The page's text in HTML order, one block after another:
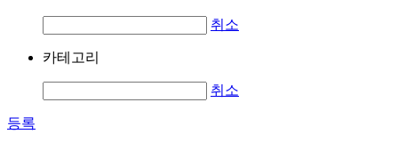
취소
카테고리
취소
등록